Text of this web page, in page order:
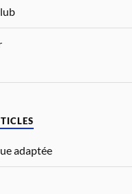
adaptée